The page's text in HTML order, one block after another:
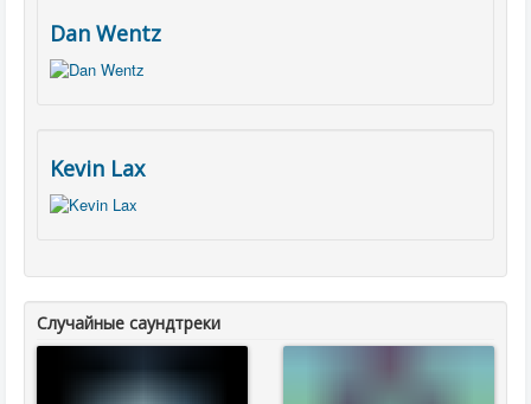
Dan Wentz
Kevin Lax
Случайные саундтреки